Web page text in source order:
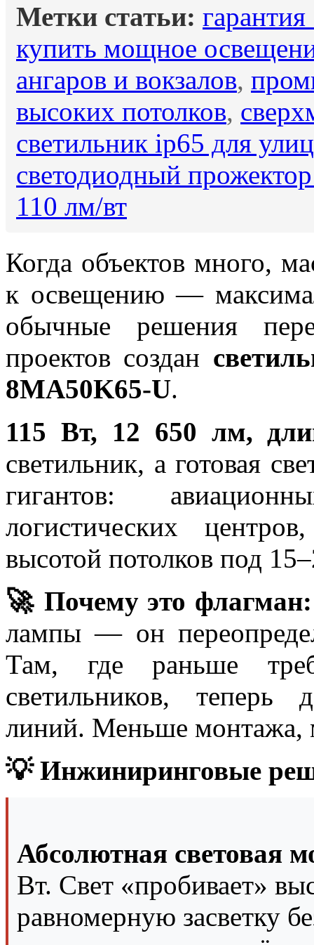
Метки статьи: гарантия
купить мощное
ангаров и вокзалов,
высоких потолков,
светильник ip65 для
светодиодный
110 лм/вт
Когда объектов много,
к освещению —
обычные решения
проектов создан
8MA50K65-U.
115 Вт, 12 650 лм,
светильник, а готовая
гигантов:
логистических
высотой потолков под
🚀 Почему это флагман:
лампы — он
Там, где раньше
светильников, теперь
линий. Меньше монтажа,
💡 Инжиниринговые
Абсолютная световая
Вт. Свет «пробивает»
равномерную засветку